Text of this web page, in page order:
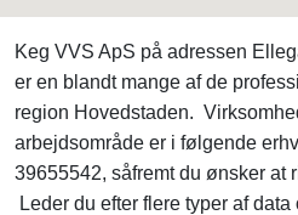
Keg VVS ApS på adressen
er en blandt mange af de
region Hovedstaden.
arbejdsområde er i følgende
39655542, såfremt du ønsker at
Leder du efter flere typer af